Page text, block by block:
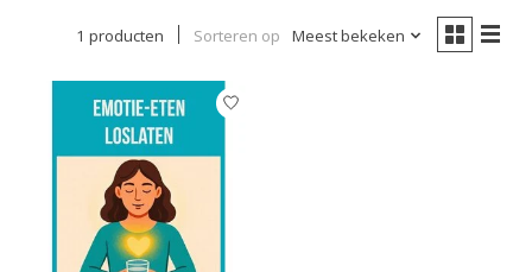
1 producten Sorteren op Meest bekeken